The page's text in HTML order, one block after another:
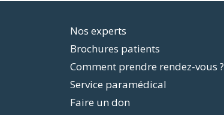
Footer
menu
Nos experts
Brochures patients
Comment prendre rendez-vous ?
Service paramédical
Faire un don